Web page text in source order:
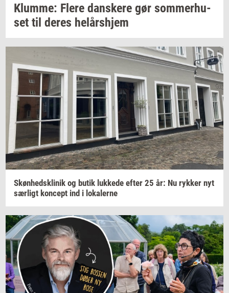
Klum­me: Flere dan­ske­re gør som­mer­hu­
set til deres helårs­hjem
Skøn­heds­kli­nik og butik luk­ke­de efter 25 år: Nu ryk­ker nyt
sær­ligt kon­cept ind i lo­ka­ler­ne